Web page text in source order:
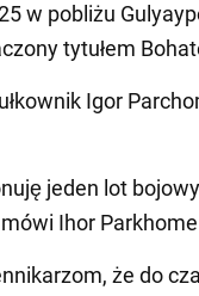
w pobliżu
tytułem
Igor
jeden lot
Ihor
że do